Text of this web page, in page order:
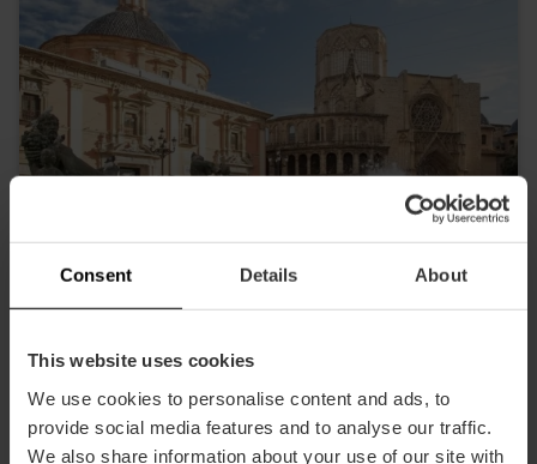
Consent Details About
This website uses cookies
We use cookies to personalise content and ads, to
provide social media features and to analyse our traffic.
We also share information about your use of our site with
Kathedrale und Heiliger Kelch